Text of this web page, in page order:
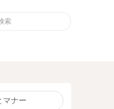
マナー